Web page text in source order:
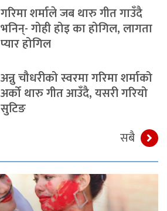
गरिमा शर्माले जब थारु गीत गाउँदै
भनिन्- गोही होइ का होगिल, लागता
प्यार होगिल
अन्नु चौधरीको स्वरमा गरिमा शर्माको
अर्को थारु गीत आउँदै, यसरी गरियो
सुटिङ
सबै